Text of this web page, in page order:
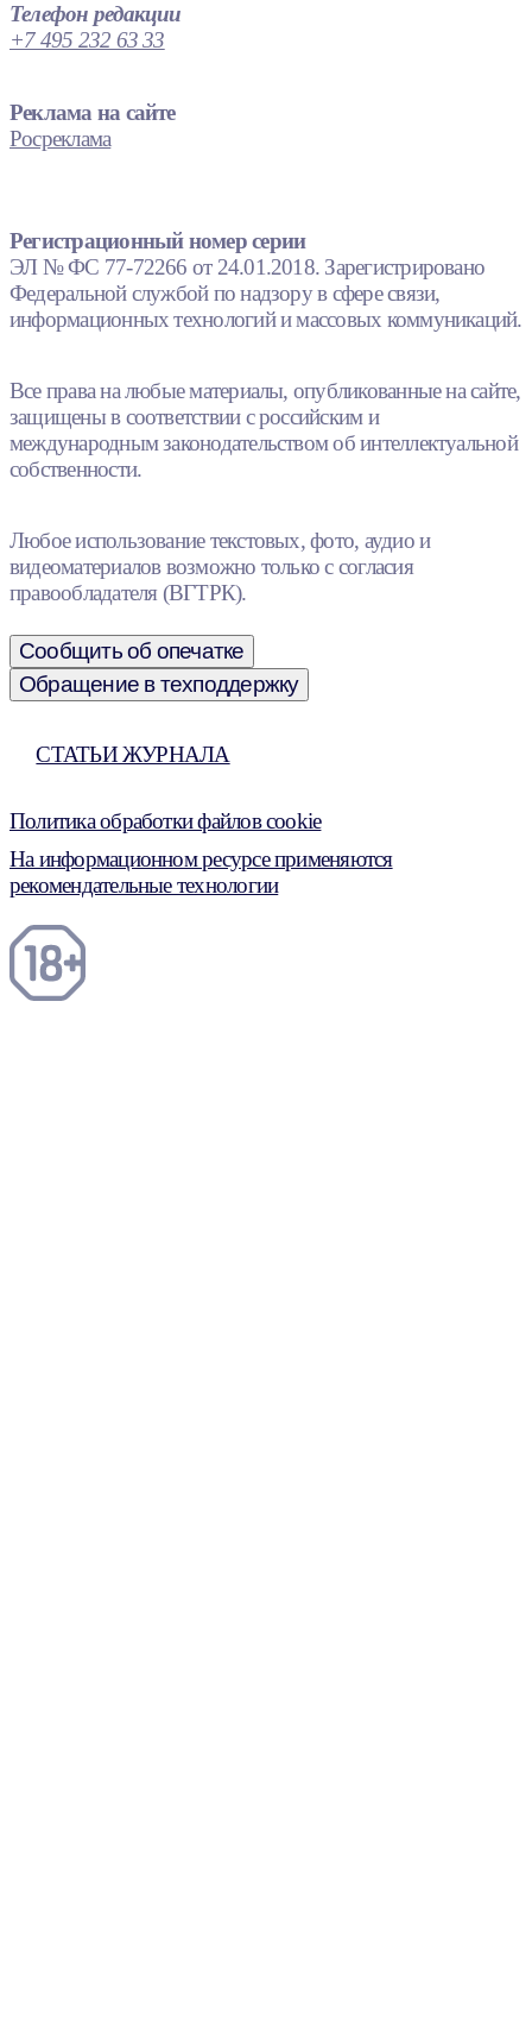
Телефон редакции
+7 495 232 63 33
Реклама на сайте
Росреклама
Регистрационный номер серии
ЭЛ № ФС 77-72266 от 24.01.2018. Зарегистрировано
Федеральной службой по надзору в сфере связи,
информационных технологий и массовых коммуникаций.
Все права на любые материалы, опубликованные на сайте,
защищены в соответствии с российским и
международным законодательством об интеллектуальной
собственности.
Любое использование текстовых, фото, аудио и
видеоматериалов возможно только с согласия
правообладателя (ВГТРК).
Сообщить об опечатке
Обращение в техподдержку
СТАТЬИ ЖУРНАЛА
Политика обработки файлов cookie
На информационном ресурсе применяются
рекомендательные технологии